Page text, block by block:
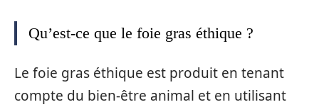
Qu’est-ce que le foie gras éthique ?
Le foie gras éthique est produit en tenant
compte du bien-être animal et en utilisant